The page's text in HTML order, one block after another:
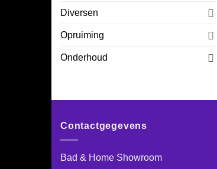
Diversen
Opruiming
Onderhoud
Contactgegevens
Bad & Home Showroom